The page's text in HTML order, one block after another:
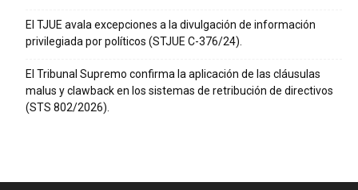
El TJUE avala excepciones a la divulgación de información
privilegiada por políticos (STJUE C-376/24).
El Tribunal Supremo confirma la aplicación de las cláusulas
malus y clawback en los sistemas de retribución de directivos
(STS 802/2026).